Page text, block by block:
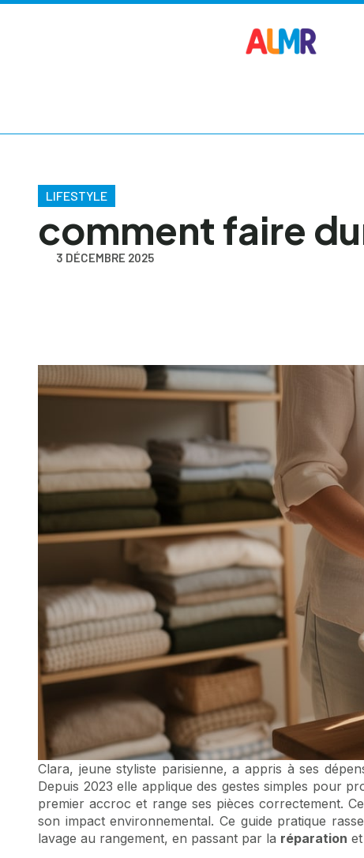
LIFESTYLE
comment faire
3 DÉCEMBRE 2025
Clara, jeune styliste parisienne, a appris à ses
Depuis 2023 elle applique des gestes simples pour
premier accroc et range ses pièces correctement.
son impact environnemental. Ce guide pratique
lavage au rangement, en passant par la réparation